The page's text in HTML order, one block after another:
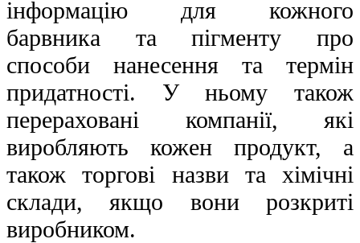
інформацію для кожного
барвника та пігменту про
способи нанесення та термін
придатності. У ньому також
перераховані компанії, які
виробляють кожен продукт, а
також торгові назви та хімічні
склади, якщо вони розкриті
виробником.